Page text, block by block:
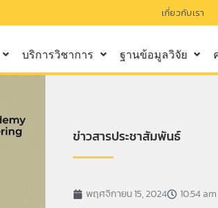
เกี่ยวกับเรา
บริการวิชาการ ฐานข้อมูลวิจัย
ข่าวสารประชาสัมพันธ์
พฤศจิกายน 15, 2024 10:54 am